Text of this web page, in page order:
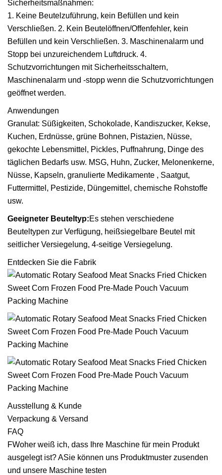
Sicherheitsmaßnahmen:
1. Keine Beutelzuführung, kein Befüllen und kein
Verschließen. 2. Kein Beutelöffnen/Offenfehler, kein
Befüllen und kein Verschließen. 3. Maschinenalarm und
Stopp bei unzureichendem Luftdruck. 4.
Schutzvorrichtungen mit Sicherheitsschaltern,
Maschinenalarm und -stopp wenn die Schutzvorrichtungen
geöffnet werden.
Anwendungen
Granulat: Süßigkeiten, Schokolade, Kandiszucker, Kekse,
Kuchen, Erdnüsse, grüne Bohnen, Pistazien, Nüsse,
gekochte Lebensmittel, Pickles, Puffnahrung, Dinge des
täglichen Bedarfs usw. MSG, Huhn, Zucker, Melonenkerne,
Nüsse, Kapseln, granulierte Medikamente , Saatgut,
Futtermittel, Pestizide, Düngemittel, chemische Rohstoffe
usw.
Geeigneter Beuteltyp:Es stehen verschiedene
Beuteltypen zur Verfügung, heißsiegelbare Beutel mit
seitlicher Versiegelung, 4-seitige Versiegelung.
Entdecken Sie die Fabrik
Ausstellung & Kunde
Verpackung & Versand
FAQ
FWoher weiß ich, dass Ihre Maschine für mein Produkt
ausgelegt ist? ASie können uns Produktmuster zusenden
und unsere Maschine testen